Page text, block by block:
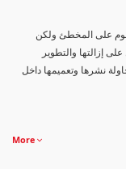
على المخطئ ولكن
إزالتها والتطوير
نشرها وتعميمها داخل
More